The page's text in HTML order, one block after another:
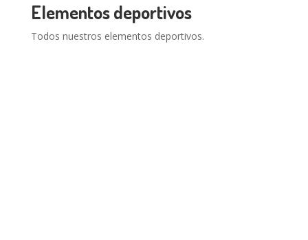
Elementos deportivos
Todos nuestros elementos deportivos.